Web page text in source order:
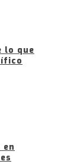
lo que
en